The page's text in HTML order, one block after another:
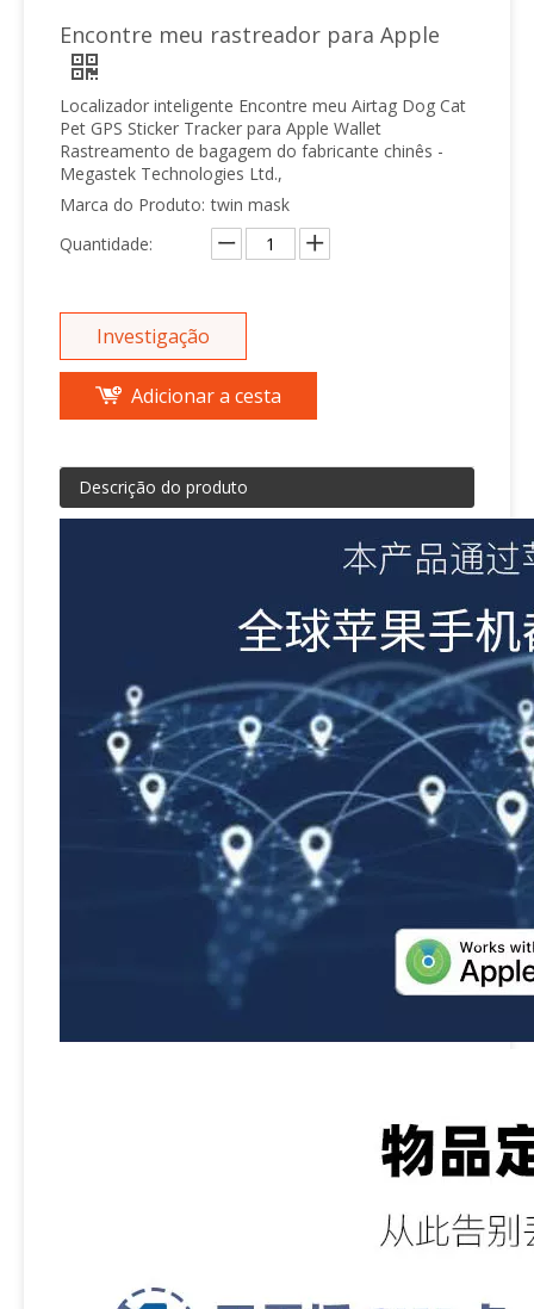
Encontre meu rastreador para Apple
Localizador inteligente Encontre meu Airtag Dog Cat
Pet GPS Sticker Tracker para Apple Wallet
Rastreamento de bagagem do fabricante chinês -
Megastek Technologies Ltd.,
Marca do Produto: twin mask
Quantidade:
Investigação
Adicionar a cesta
Descrição do produto